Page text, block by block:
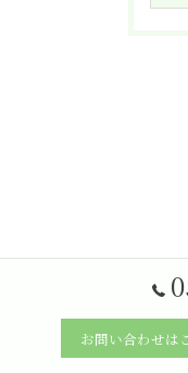
お問い合わせは